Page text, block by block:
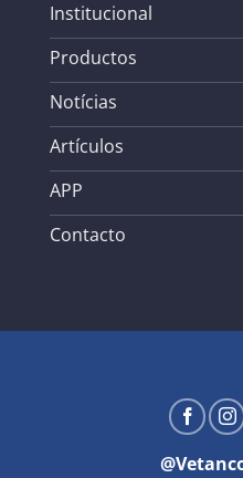
Institucional
Productos
Notícias
Artículos
APP
Contacto